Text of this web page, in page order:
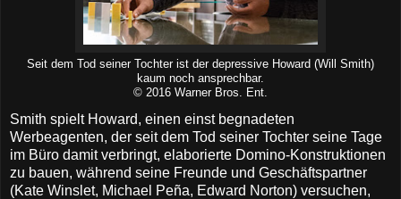
Seit dem Tod seiner Tochter ist der depressive Howard (Will Smith)
kaum noch ansprechbar.
© 2016 Warner Bros. Ent.
Smith spielt Howard, einen einst begnadeten
Werbeagenten, der seit dem Tod seiner Tochter seine Tage
im Büro damit verbringt, elaborierte Domino-Konstruktionen
zu bauen, während seine Freunde und Geschäftspartner
(Kate Winslet, Michael Peña, Edward Norton) versuchen,